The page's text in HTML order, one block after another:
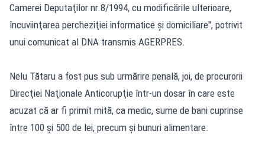
Camerei Deputaţilor nr.8/1994, cu modificările ulterioare,
încuviinţarea percheziţiei informatice şi domiciliare", potrivit
unui comunicat al DNA transmis AGERPRES.
Nelu Tătaru a fost pus sub urmărire penală, joi, de procurorii
Direcţiei Naţionale Anticorupţie într-un dosar în care este
acuzat că ar fi primit mită, ca medic, sume de bani cuprinse
între 100 şi 500 de lei, precum şi bunuri alimentare.